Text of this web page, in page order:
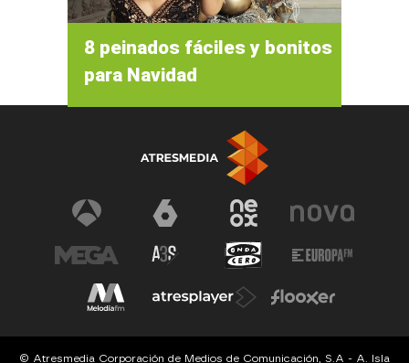
8 peinados fáciles y bonitos
para Navidad
© Atresmedia Corporación de Medios de Comunicación, S.A - A. Isla